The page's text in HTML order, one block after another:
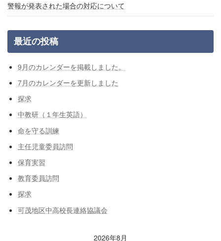
警報が発表された場合の対応について
最近の投稿
9月のカレンダーを掲載しました。
7月のカレンダーを更新しました
探求
中教研（１年生英語）
命を守る訓練
主任児童委員訪問
保育実習
教育委員訪問
探求
可茂地区中高校長連絡協議会
2026年8月